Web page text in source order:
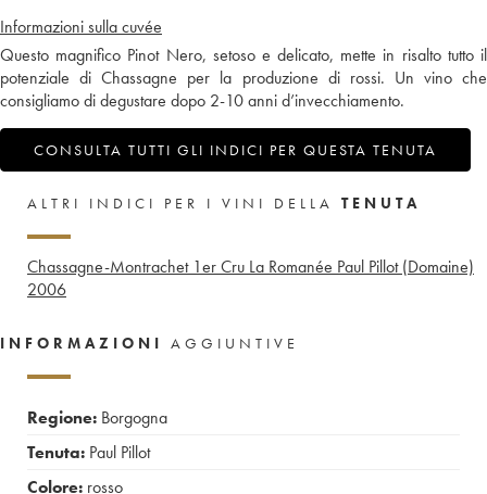
Informazioni sulla cuvée
Questo magnifico Pinot Nero, setoso e delicato, mette in risalto tutto il
potenziale di Chassagne per la produzione di rossi. Un vino che
consigliamo di degustare dopo 2-10 anni d’invecchiamento.
CONSULTA TUTTI GLI INDICI PER QUESTA TENUTA
ALTRI INDICI PER I VINI DELLA TENUTA
Chassagne-Montrachet 1er Cru La Romanée Paul Pillot (Domaine)
2006
INFORMAZIONI AGGIUNTIVE
Regione: Borgogna
Tenuta: Paul Pillot
Colore: rosso